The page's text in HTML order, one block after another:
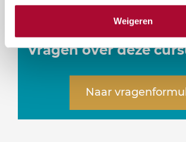
Weigeren
Vragen over deze
Naar